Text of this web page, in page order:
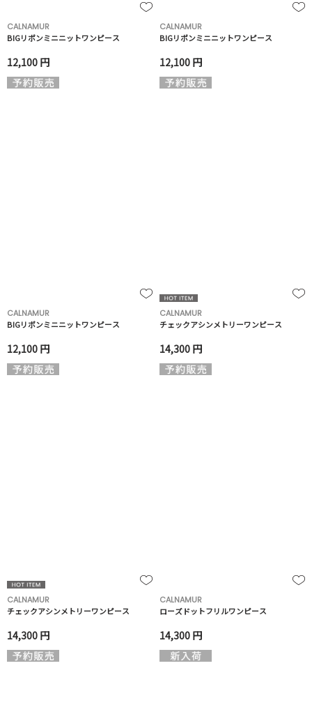
CALNAMUR
BIGリボンミニニットワンピース
12,100 円
CALNAMUR
BIGリボンミニニットワンピース
12,100 円
CALNAMUR
BIGリボンミニニットワンピース
12,100 円
CALNAMUR
チェックアシンメトリーワンピース
14,300 円
CALNAMUR
チェックアシンメトリーワンピース
14,300 円
CALNAMUR
ローズドットフリルワンピース
14,300 円